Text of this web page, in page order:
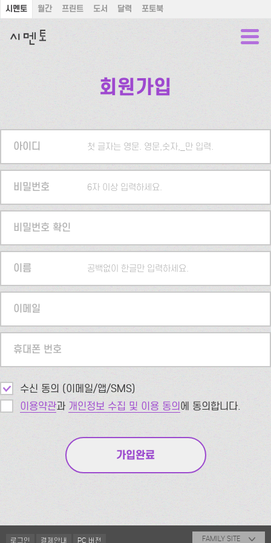
시멘토 월간 프린트 도서 달력 포토북
회원가입
아이디 첫 글자는 영문. 영문,숫자,_만 입력.
비밀번호 6자 이상 입력하세요.
비밀번호 확인
이름 공백없이 한글만 입력하세요.
이메일
휴대폰 번호
수신 동의 (이메일/앱/SMS)
이용약관과 개인정보 수집 및 이용 동의에 동의합니다.
로그인 결제안내 PC 버전 FAMILY SITE